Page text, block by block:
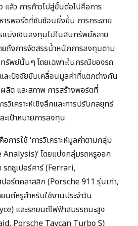
ล้ว การก้าวไปสู่ขั้นต่อไปคือการ
รพอร์ตที่ซับซ้อนยิ่งขึ้น การกระจาย
แบ่งเงินลงทุนไปในสินทรัพย์หลาย
ยถึงการจัดสรรน้ำหนักการลงทุนตาม
รัพย์นั้นๆ โดยเฉพาะในกรณีของรถ
ะปัจจัยขับเคลื่อนมูลค่าที่แตกต่างกัน
ต และสภาพ การสร้างพอร์ตที่
วิเคราะห์เชิงลึกและการปรับกลยุทธ์
ะเป้าหมายการลงทุน
ารใช้ ‘การวิเคราะห์มูลค่าตามกลุ่ม
โดยแบ่งกลุ่มรถหรูออก
ถซูเปอร์คาร์ (Ferrari,
ร์ตคลาสสิก (Porsche 911 รุ่นเก่า,
ต์หรูสำหรับใช้งานประจำวัน
และรถยนต์ไฟฟ้าสมรรถนะสูง
Porsche Taycan Turbo S)